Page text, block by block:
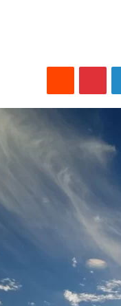
لينكدإن بينتيريست